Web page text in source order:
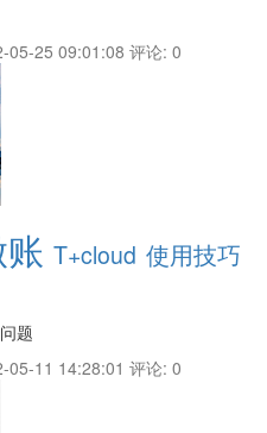
05-25 09:01:08 评论: 0
T+cloud 使用技巧
题
05-11 14:28:01 评论: 0